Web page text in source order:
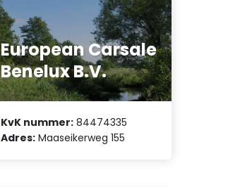
European Carsale
Benelux B.V.
KvK nummer: 84474335
Adres: Maaseikerweg 155